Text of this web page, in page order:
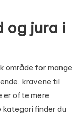
og jura i
for mange
kravene til
er ofte mere
kategori finder du